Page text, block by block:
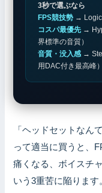
3秒で選ぶなら
FPS競技勢 →
コスパ最優先 →
界標準の音質）
音質・没入感 →
用DAC付き最高峰）
「ヘッドセットな
って適当に買うと、
痛くなる、ボイスチ
いう3重苦に陥ります